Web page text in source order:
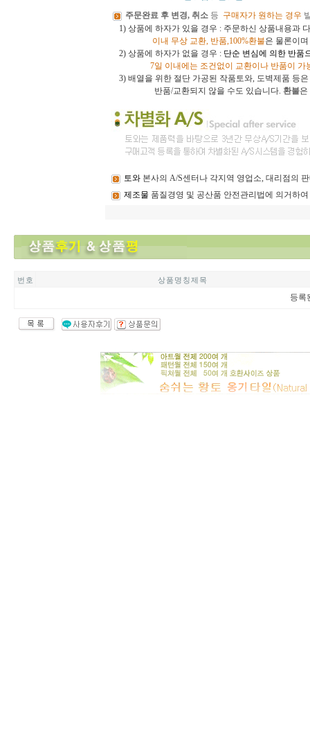
주문완료 후 변경, 취소등 구매자가 원하는 경우
1) 상품에 하자가 있을 경우 : 주문하신 상품내용과
이내 무상 교환, 반품,100%환불은 물론이며
2) 상품에 하자가 없을 경우 : 단순 변심에 의한 반품
7일 이내에는 조건없이 교환이나 반품이 가
3) 배열을 위한 절단 가공된 작품토와, 도벽제품 등
반품/교환되지 않을 수도 있습니다. 환불은
토와 본사의 A/S센터나 각지역 영업소, 대리점의
제조물 품질경영 및 공산품 안전관리법에 의거하
번 호 상 품 명 칭 제 목
등록